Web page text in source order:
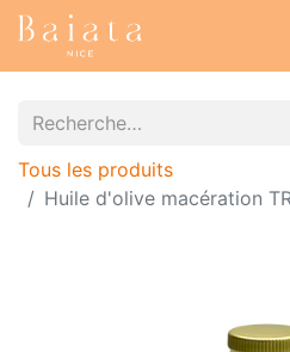
Tous les produits
Huile d'olive macération